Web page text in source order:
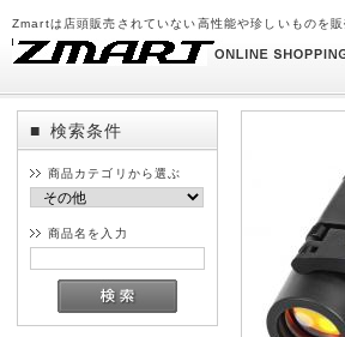
Zmartは店頭販売されていない高性能や珍しいものを販
■ 検索条件
商品カテゴリから選ぶ
商品名を入力